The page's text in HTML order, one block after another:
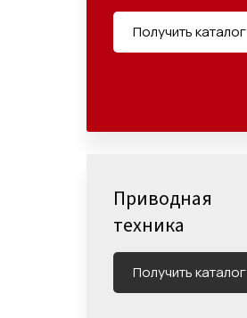
Получить каталог
Приводная
техника
Получить каталог